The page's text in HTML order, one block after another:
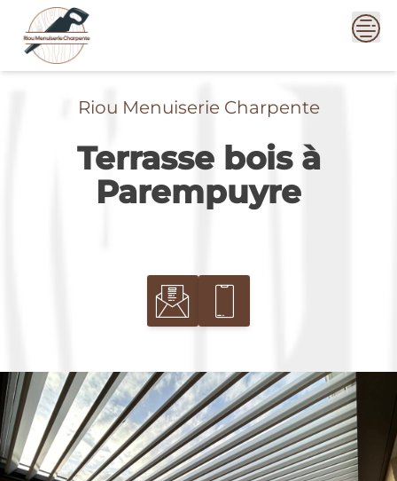
content
Riou Menuiserie Charpente
Terrasse bois à
Parempuyre